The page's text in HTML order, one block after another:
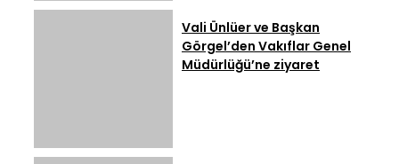
Vali Ünlüer ve Başkan
Görgel’den Vakıflar Genel
Müdürlüğü’ne ziyaret